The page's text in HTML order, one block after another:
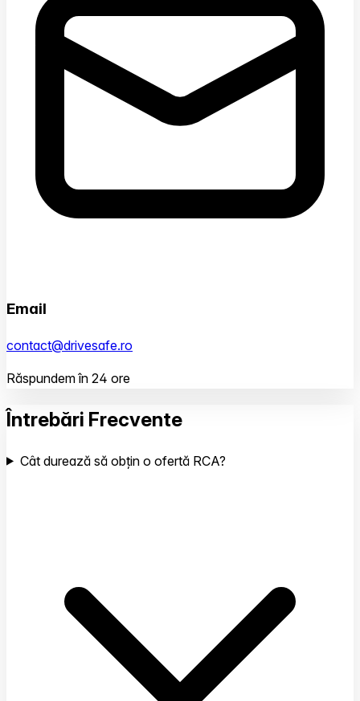
Email
contact@drivesafe.ro
Răspundem în 24 ore
Întrebări Frecvente
Cât durează să obțin o ofertă RCA?